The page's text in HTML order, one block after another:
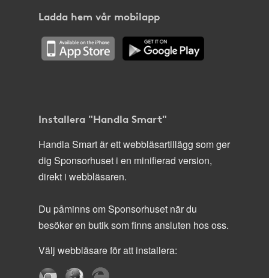
Ladda hem vår mobilapp
Installera "Handla Smart"
Handla Smart är ett webbläsartillägg som ger
dig Sponsorhuset i en minifierad version,
direkt i webbläsaren.
Du påminns om Sponsorhuset när du
besöker en butik som finns ansluten hos oss.
Välj webbläsare för att installera: